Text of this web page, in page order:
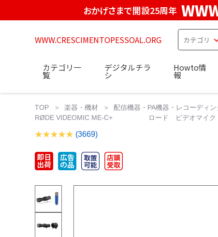
おかげさまで開設25周年
WWW.CRESCIMENTOPESSOAL.ORG
カテゴリ一
覧
デジタルチラ
シ
Howto情
報
TOP 楽器・機材
配信機器・PA機器・レコーディン
RØDE VIDEOMIC ME-C+ ロード ビデオマイク
(3669)